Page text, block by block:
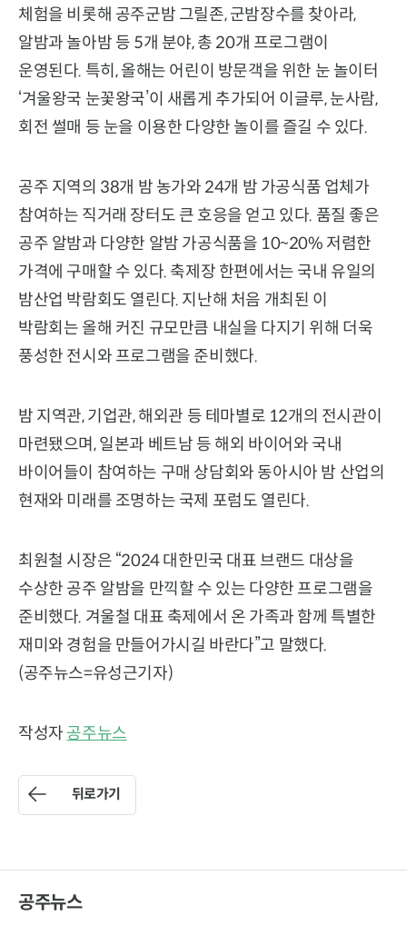
체험을 비롯해 공주군밤 그릴존, 군밤장수를 찾아라,
알밤과 놀아밤 등 5개 분야, 총 20개 프로그램이
운영된다. 특히, 올해는 어린이 방문객을 위한 눈 놀이터
‘겨울왕국 눈꽃왕국’이 새롭게 추가되어 이글루, 눈사람,
회전 썰매 등 눈을 이용한 다양한 놀이를 즐길 수 있다.
공주 지역의 38개 밤 농가와 24개 밤 가공식품 업체가
참여하는 직거래 장터도 큰 호응을 얻고 있다. 품질 좋은
공주 알밤과 다양한 알밤 가공식품을 10~20% 저렴한
가격에 구매할 수 있다. 축제장 한편에서는 국내 유일의
밤산업 박람회도 열린다. 지난해 처음 개최된 이
박람회는 올해 커진 규모만큼 내실을 다지기 위해 더욱
풍성한 전시와 프로그램을 준비했다.
밤 지역관, 기업관, 해외관 등 테마별로 12개의 전시관이
마련됐으며, 일본과 베트남 등 해외 바이어와 국내
바이어들이 참여하는 구매 상담회와 동아시아 밤 산업의
현재와 미래를 조명하는 국제 포럼도 열린다.
최원철 시장은 “2024 대한민국 대표 브랜드 대상을
수상한 공주 알밤을 만끽할 수 있는 다양한 프로그램을
준비했다. 겨울철 대표 축제에서 온 가족과 함께 특별한
재미와 경험을 만들어가시길 바란다”고 말했다.
(공주뉴스=유성근기자)
작성자 공주뉴스
뒤로가기
공주뉴스